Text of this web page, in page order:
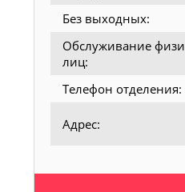
Без выходных:
Обслуживание
лиц:
Телефон отделения:
Адрес: